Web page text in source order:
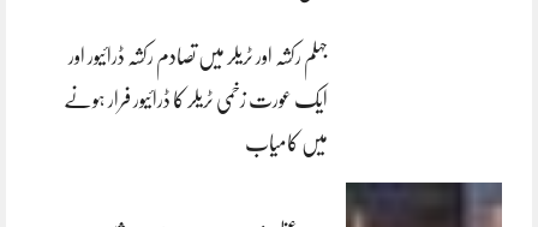
جہلم رکشہ اور ٹریلر میں تصادم رکشہ ڈرائیور اور
ایک عورت زخمی ٹریلر کا ڈرائیور فرار ہونے
میں کامیاب